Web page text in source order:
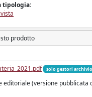
tipologia:
prodotto
solo gestori archivio
editoriale (versione pubblicata